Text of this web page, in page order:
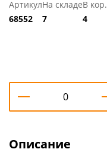
Артикул
68552
На складе
7
В кор.
4
Описание